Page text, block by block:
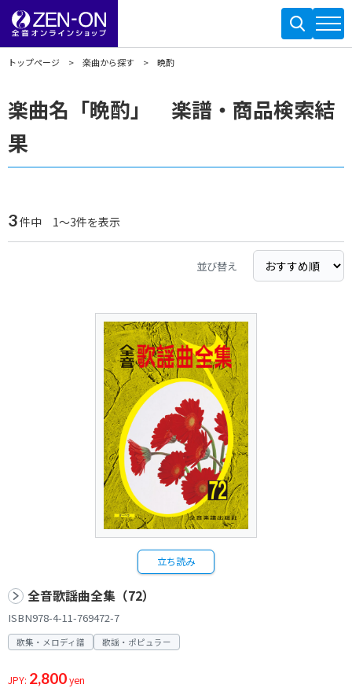
トップページ 楽曲から探す 晩酌
楽曲名「晩酌」 楽譜・商品検索結
果
3件中 1～3件を表示
並び替え
立ち読み
全音歌謡曲全集（72）
ISBN978-4-11-769472-7
歌集・メロディ譜 歌謡・ポピュラー
JPY: 2,800yen